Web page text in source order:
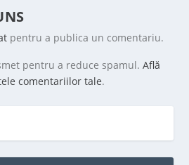
pentru a publica un comentariu.
pentru a reduce spamul.Află
comentariilor tale.